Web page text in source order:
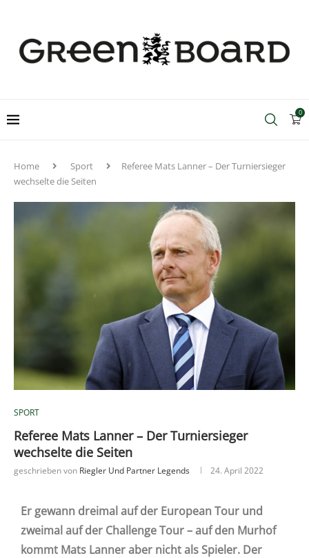
0
Home Sport
Referee Mats Lanner – Der Turniersieger
wechselte die Seiten
SPORT
Referee Mats Lanner – Der Turniersieger
wechselte die Seiten
geschrieben von Riegler Und Partner Legends 24. April 2022
Er gewann dreimal auf der European Tour und
zweimal auf der Challenge Tour – auf den Murhof
kommt Mats Lanner aber nicht als Spieler. Der